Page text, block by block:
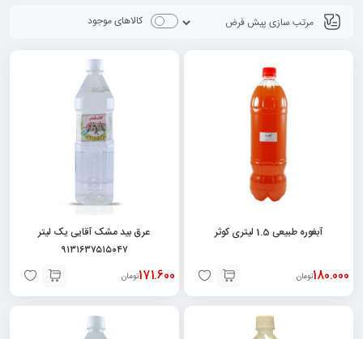
کالاهای موجود
آبغوره طبیعی 1.5 لیتری کوثر
180.000تومان
عرق بید مشک آقایی یک لیتر
۹۱۳۱۶۳۷۵۱۵۰۴۷
171.600تومان